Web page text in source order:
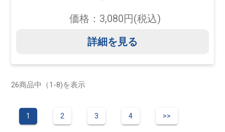
価格：3,080円(税込)
詳細を見る
26商品中（1-8)を表示
1 2 3 4 >>